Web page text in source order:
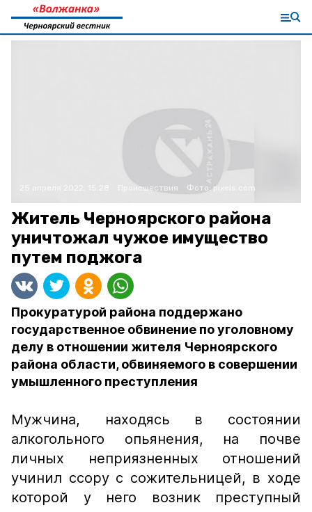
Происшествия Фото: pixels.com
Житель Черноярского района
уничтожал чужое имущество
путем поджога
Прокуратурой района поддержано
государственное обвинение по уголовному
делу в отношении жителя Черноярского
района области, обвиняемого в совершении
умышленного преступления
Мужчина, находясь в состоянии
алкогольного опьянения, на почве
личных неприязненных отношений
учинил ссору с сожительницей, в ходе
которой у него возник преступный